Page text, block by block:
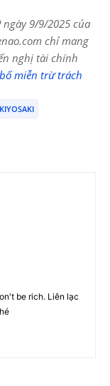
ngày 9/9/2025 của
chỉ mang
nghị tài chính
miễn trừ trách
be rich. Liên lạc